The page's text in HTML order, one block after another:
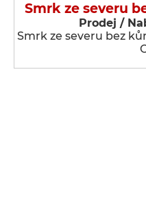
Smrk ze severu
Prodej /
Smrk ze severu bez